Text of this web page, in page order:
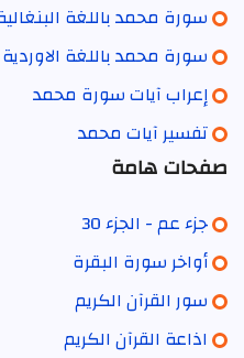
سورة محمد باللغة
سورة محمد باللغة الاوردية
إعراب آيات سورة محمد
تفسير آيات محمد
صفحات هامة
جزء عم - الجزء 30
أواخر سورة البقرة
سور القرآن الكريم
اذاعة القرآن الكريم